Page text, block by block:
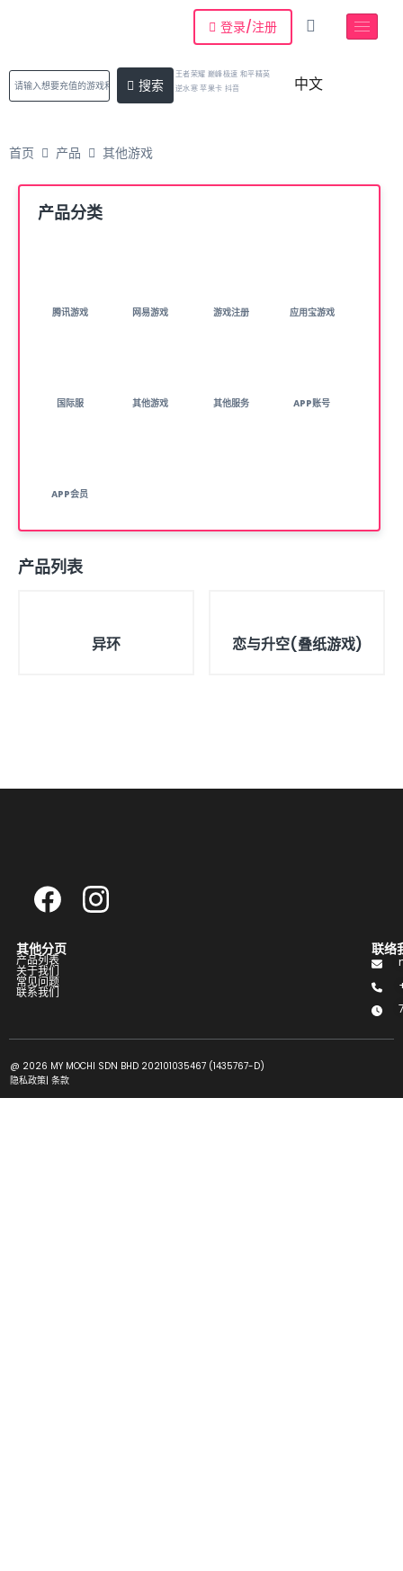
登录/注册
搜索
王者荣耀 巅峰极速 和平精英
逆水寒 苹果卡 抖音
中文
首页 产品 其他游戏
产品分类
腾讯游戏 ( 21 )网易游戏 ( 14 )游戏注册 ( 8 )应用宝游戏
国际服 ( 0 )其他游戏 ( 2 )其他服务 ( 4 )APP账号
APP会员
产品列表
异环
恋与升空(叠纸游戏)
其他分页
产品列表
关于我们
常见问题
联系我们
联络
@ 2026 MY MOCHI SDN BHD 202101035467 (1435767-D)
隐私政策| 条款